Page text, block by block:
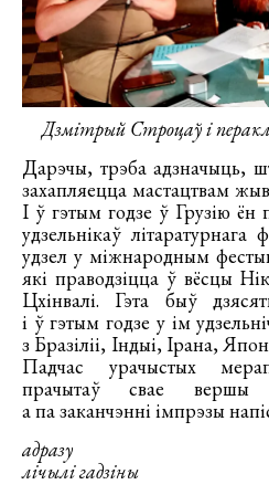
Дзмітрый Строцаў і
Дарэчы, трэба адзначыць,
захапляецца мастацтвам
І ў гэтым годзе ў Грузію
удзельнікаў
удзел у міжнародным
які праводзіцца ў вёсцы
Цхінвалі. Гэта быў
і ў гэтым годзе у ім
з Бразіліі, Індыі, Ірана,
Падчас урачыстых
прачытаў свае
а па заканчэнні імпрэзы
адразу
лічылі гадзіны